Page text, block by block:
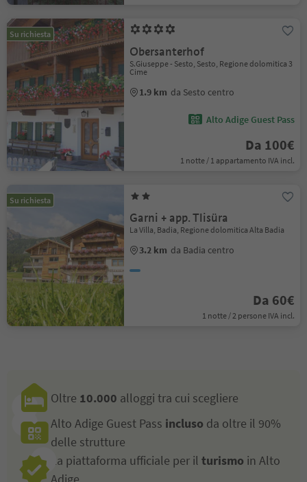
Su richiesta
Obersanterhof
S.Giuseppe - Sesto, Sesto, Regione dolomitica 3
Cime
1.9 km da Sesto centro
Alto Adige Guest Pass
Da 100€
1 notte / 1 appartamento IVA incl.
Su richiesta
Garni + app. Tlisüra
La Villa, Badia, Regione dolomitica Alta Badia
3.2 km da Badia centro
Da 60€
1 notte / 2 persone IVA incl.
Oltre 10.000 alloggi tra cui scegliere
Alto Adige Guest Pass incluso da oltre il 90%
delle strutture
La piattaforma ufficiale per il turismo in Alto